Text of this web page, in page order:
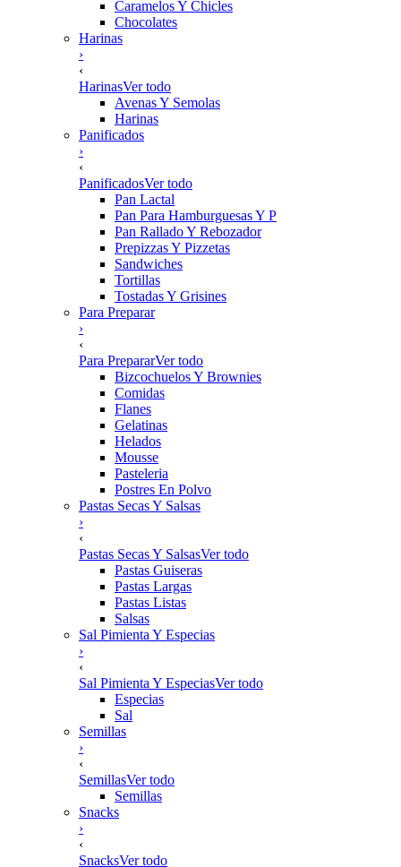
Caramelos Y Chicles
Chocolates
Harinas
›
‹
HarinasVer todo
Avenas Y Semolas
Harinas
Panificados
›
‹
PanificadosVer todo
Pan Lactal
Pan Para Hamburguesas Y P
Pan Rallado Y Rebozador
Prepizzas Y Pizzetas
Sandwiches
Tortillas
Tostadas Y Grisines
Para Preparar
›
‹
Para PrepararVer todo
Bizcochuelos Y Brownies
Comidas
Flanes
Gelatinas
Helados
Mousse
Pasteleria
Postres En Polvo
Pastas Secas Y Salsas
›
‹
Pastas Secas Y SalsasVer todo
Pastas Guiseras
Pastas Largas
Pastas Listas
Salsas
Sal Pimienta Y Especias
›
‹
Sal Pimienta Y EspeciasVer todo
Especias
Sal
Semillas
›
‹
SemillasVer todo
Semillas
Snacks
›
‹
SnacksVer todo